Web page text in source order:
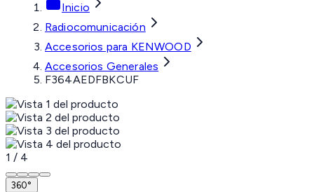
Inicio
Radiocomunicación
Accesorios para KENWOOD
Accesorios Generales
F364AEDFBKCUF
1 / 4
360°